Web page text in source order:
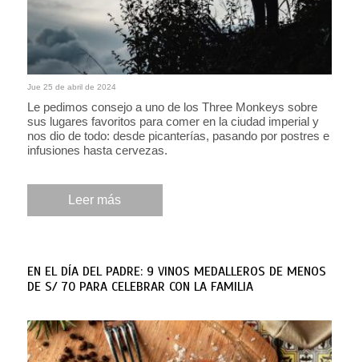
Jue 25 de abril de 2024
Le pedimos consejo a uno de los Three Monkeys sobre
sus lugares favoritos para comer en la ciudad imperial y
nos dio de todo: desde picanterías, pasando por postres e
infusiones hasta cervezas.
Leer más
EN EL DÍA DEL PADRE: 9 VINOS MEDALLEROS DE MENOS
DE S/ 70 PARA CELEBRAR CON LA FAMILIA